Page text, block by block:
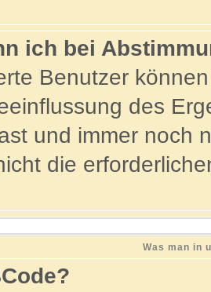
ich bei
Benutzer
des
und immer noch
die
Was man in